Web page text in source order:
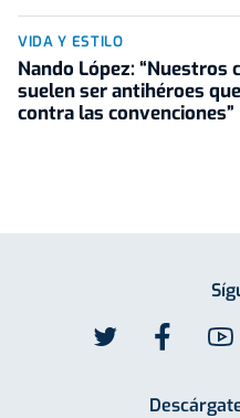
VIDA Y ESTILO
Nando López: “Nuestros
suelen ser antihéroes
contra las convenciones”